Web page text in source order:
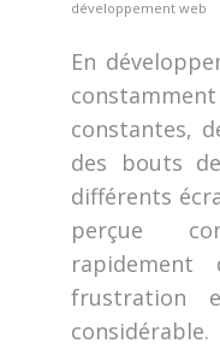
développement web
En
constantes,
des bouts
différents
perçue
rapidement
frustration